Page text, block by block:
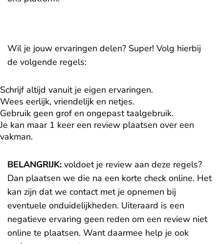
Wil je jouw ervaringen delen? Super! Volg hierbij
de volgende regels:
Schrijf altijd vanuit je eigen ervaringen.
Wees eerlijk, vriendelijk en netjes.
Gebruik geen grof en ongepast taalgebruik.
Je kan maar 1 keer een review plaatsen over een
vakman.
BELANGRIJK: voldoet je review aan deze regels?
Dan plaatsen we die na een korte check online. Het
kan zijn dat we contact met je opnemen bij
eventuele onduidelijkheden. Uiteraard is een
negatieve ervaring geen reden om een review niet
online te plaatsen. Want daarmee help je ook